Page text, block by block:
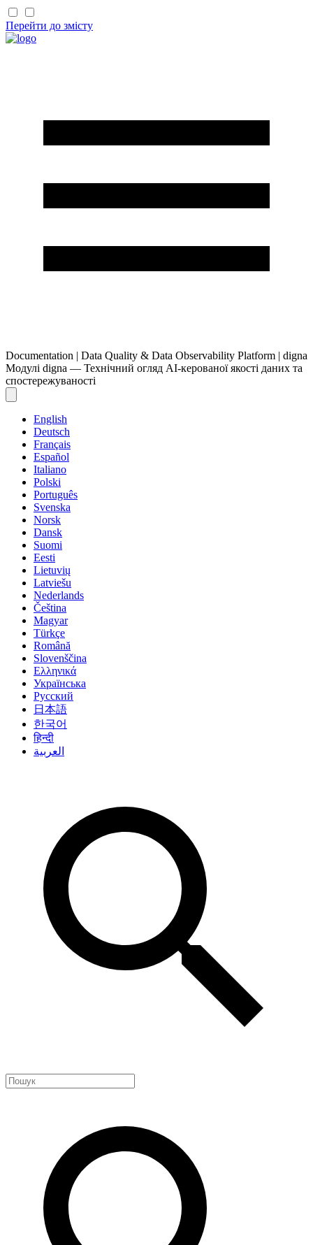
Перейти до змісту
Documentation | Data Quality & Data Observability Platform | digna
Модулі digna — Технічний огляд AI-керованої якості даних та
спостережуваності
English
Deutsch
Français
Español
Italiano
Polski
Português
Svenska
Norsk
Dansk
Suomi
Eesti
Lietuvių
Latviešu
Nederlands
Čeština
Magyar
Türkçe
Română
Slovenščina
Ελληνικά
Українська
Русский
日本語
한국어
हिन्दी
العربية